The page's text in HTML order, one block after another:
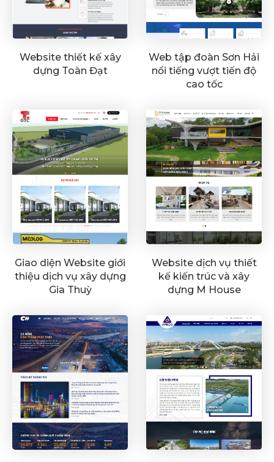
Website thiết kế xây
dựng Toàn Đạt
Web tập đoàn Sơn Hải
nổi tiếng vượt tiến độ
cao tốc
Giao diện Website giới
thiệu dịch vụ xây dựng
Gia Thuỳ
Website dịch vụ thiết
kế kiến trúc và xây
dựng M House